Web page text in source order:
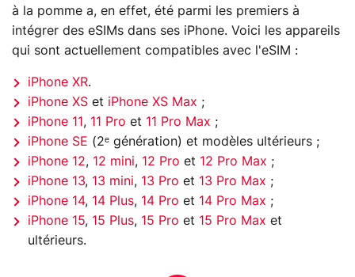
à la pomme a, en effet, été parmi les premiers à
intégrer des eSIMs dans ses iPhone. Voici les appareils
qui sont actuellement compatibles avec l'eSIM :
iPhone XR.
iPhone XS et iPhone XS Max ;
iPhone 11, 11 Pro et 11 Pro Max ;
iPhone SE (2ᵉ génération) et modèles ultérieurs ;
iPhone 12, 12 mini, 12 Pro et 12 Pro Max ;
iPhone 13, 13 mini, 13 Pro et 13 Pro Max ;
iPhone 14, 14 Plus, 14 Pro et 14 Pro Max ;
iPhone 15, 15 Plus, 15 Pro et 15 Pro Max et
ultérieurs.